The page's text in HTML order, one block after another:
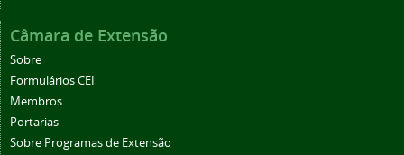
Câmara de Extensão
Sobre
Formulários CEI
Membros
Portarias
Sobre Programas de Extensão